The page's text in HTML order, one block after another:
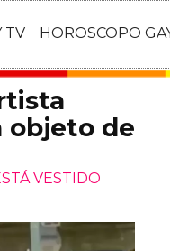
TV HOROSCOPO
objeto de
VESTIDO